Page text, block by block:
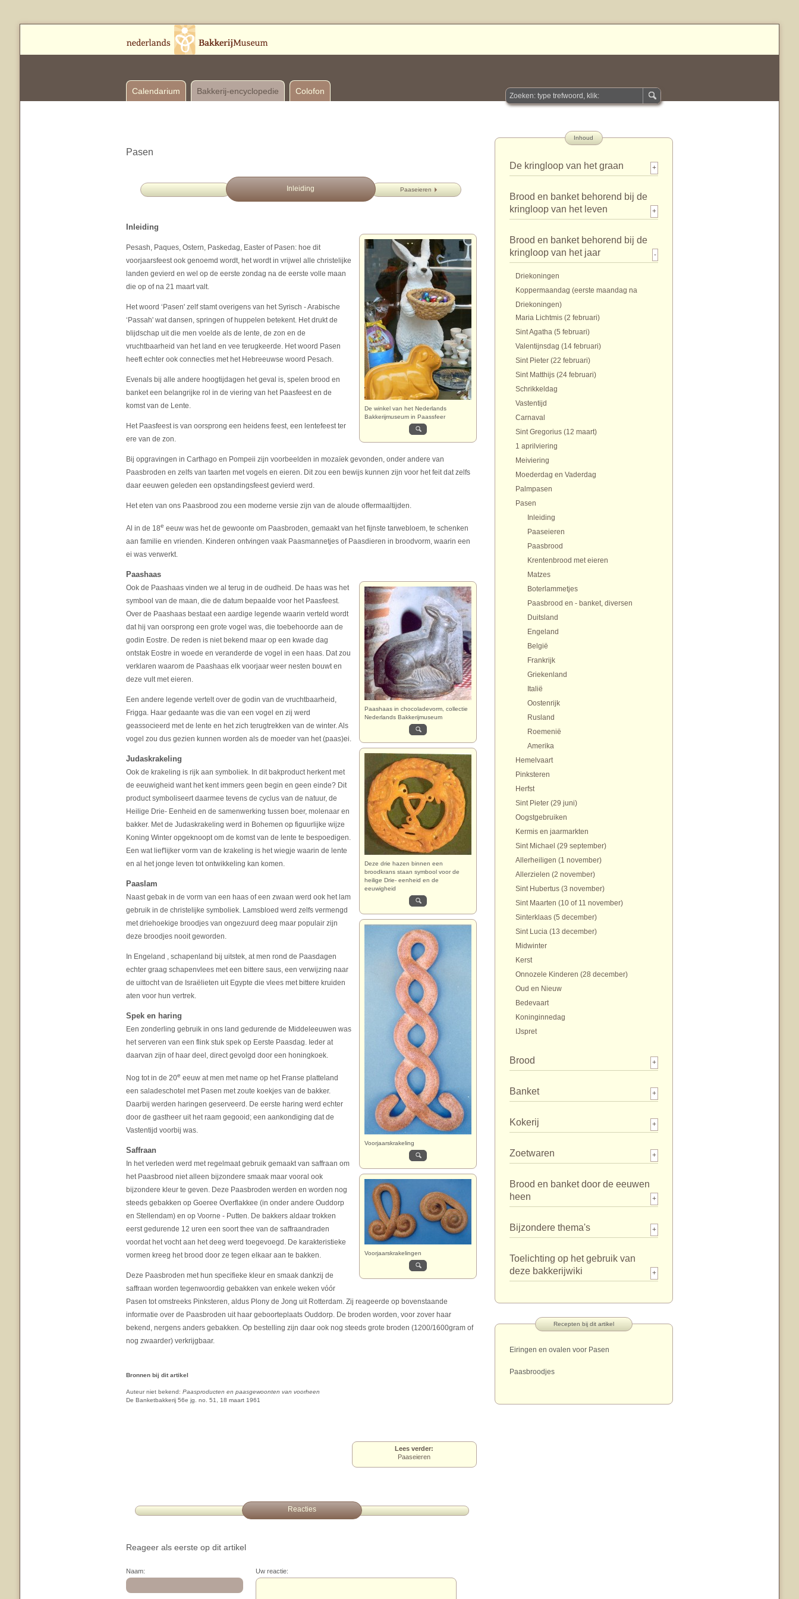
Calendarium Bakkerij-encyclopedie Colofon
Pasen
Paaseieren
Inleiding
Inleiding
De winkel van het Nederlands
Bakkerijmuseum in Paassfeer
Pesash, Paques, Ostern, Paskedag, Easter of Pasen: hoe dit
voorjaarsfeest ook genoemd wordt, het wordt in vrijwel alle christelijke
landen gevierd en wel op de eerste zondag na de eerste volle maan
die op of na 21 maart valt.
Het woord ‘Pasen' zelf stamt overigens van het Syrisch - Arabische
‘Passah' wat dansen, springen of huppelen betekent. Het drukt de
blijdschap uit die men voelde als de lente, de zon en de
vruchtbaarheid van het land en vee terugkeerde. Het woord Pasen
heeft echter ook connecties met het Hebreeuwse woord Pesach.
Evenals bij alle andere hoogtijdagen het geval is, spelen brood en
banket een belangrijke rol in de viering van het Paasfeest en de
komst van de Lente.
Het Paasfeest is van oorsprong een heidens feest, een lentefeest ter
ere van de zon.
Bij opgravingen in Carthago en Pompeii zijn voorbeelden in mozaïek gevonden, onder andere van
Paasbroden en zelfs van taarten met vogels en eieren. Dit zou een bewijs kunnen zijn voor het feit dat zelfs
daar eeuwen geleden een opstandingsfeest gevierd werd.
Het eten van ons Paasbrood zou een moderne versie zijn van de aloude offermaaltijden.
Al in de 18e eeuw was het de gewoonte om Paasbroden, gemaakt van het fijnste tarwebloem, te schenken
aan familie en vrienden. Kinderen ontvingen vaak Paasmannetjes of Paasdieren in broodvorm, waarin een
ei was verwerkt.
Paashaas
Paashaas in chocoladevorm, collectie
Nederlands Bakkerijmuseum
Deze drie hazen binnen een
broodkrans staan symbool voor de
heilige Drie- eenheid en de
eeuwigheid
Ook de Paashaas vinden we al terug in de oudheid. De haas was het
symbool van de maan, die de datum bepaalde voor het Paasfeest.
Over de Paashaas bestaat een aardige legende waarin verteld wordt
dat hij van oorsprong een grote vogel was, die toebehoorde aan de
godin Eostre. De reden is niet bekend maar op een kwade dag
ontstak Eostre in woede en veranderde de vogel in een haas. Dat zou
verklaren waarom de Paashaas elk voorjaar weer nesten bouwt en
deze vult met eieren.
Een andere legende vertelt over de godin van de vruchtbaarheid,
Frigga. Haar gedaante was die van een vogel en zij werd
geassocieerd met de lente en het zich terugtrekken van de winter. Als
vogel zou dus gezien kunnen worden als de moeder van het (paas)ei.
Judaskrakeling
Voorjaarskrakeling
Voorjaarskrakelingen
Ook de krakeling is rijk aan symboliek. In dit bakproduct herkent met
de eeuwigheid want het kent immers geen begin en geen einde? Dit
product symboliseert daarmee tevens de cyclus van de natuur, de
Heilige Drie- Eenheid en de samenwerking tussen boer, molenaar en
bakker. Met de Judaskrakeling werd in Bohemen op figuurlijke wijze
Koning Winter opgeknoopt om de komst van de lente te bespoedigen.
Een wat lief'lijker vorm van de krakeling is het wiegje waarin de lente
en al het jonge leven tot ontwikkeling kan komen.
Paaslam
Naast gebak in de vorm van een haas of een zwaan werd ook het lam
gebruik in de christelijke symboliek. Lamsbloed werd zelfs vermengd
met driehoekige broodjes van ongezuurd deeg maar populair zijn
deze broodjes nooit geworden.
In Engeland , schapenland bij uitstek, at men rond de Paasdagen
echter graag schapenvlees met een bittere saus, een verwijzing naar
de uittocht van de Israëlieten uit Egypte die vlees met bittere kruiden
aten voor hun vertrek.
Spek en haring
Een zonderling gebruik in ons land gedurende de Middeleeuwen was
het serveren van een flink stuk spek op Eerste Paasdag. Ieder at
daarvan zijn of haar deel, direct gevolgd door een honingkoek.
Nog tot in de 20e eeuw at men met name op het Franse platteland
een saladeschotel met Pasen met zoute koekjes van de bakker.
Daarbij werden haringen geserveerd. De eerste haring werd echter
door de gastheer uit het raam gegooid; een aankondiging dat de
Vastentijd voorbij was.
Saffraan
In het verleden werd met regelmaat gebruik gemaakt van saffraan om
het Paasbrood niet alleen bijzondere smaak maar vooral ook
bijzondere kleur te geven. Deze Paasbroden werden en worden nog
steeds gebakken op Goeree Overflakkee (in onder andere Ouddorp
en Stellendam) en op Voorne - Putten. De bakkers aldaar trokken
eerst gedurende 12 uren een soort thee van de saffraandraden
voordat het vocht aan het deeg werd toegevoegd. De karakteristieke
vormen kreeg het brood door ze tegen elkaar aan te bakken.
Deze Paasbroden met hun specifieke kleur en smaak dankzij de
saffraan worden tegenwoordig gebakken van enkele weken vóór
Pasen tot omstreeks Pinksteren, aldus Plony de Jong uit Rotterdam. Zij reageerde op bovenstaande
informatie over de Paasbroden uit haar geboorteplaats Ouddorp. De broden worden, voor zover haar
bekend, nergens anders gebakken. Op bestelling zijn daar ook nog steeds grote broden (1200/1600gram of
nog zwaarder) verkrijgbaar.
Bronnen bij dit artikel
Auteur niet bekend: Paasproducten en paasgewoonten van voorheen
De Banketbakkerij 56e jg. no. 51, 18 maart 1961
Lees verder:
Paaseieren
Reacties
Reageer als eerste op dit artikel
Naam: Uw reactie:
Inhoud
De kringloop van het graan +
Brood en banket behorend bij de
kringloop van het leven
+
Brood en banket behorend bij de
kringloop van het jaar
-
Driekoningen
Koppermaandag (eerste maandag na
Driekoningen)
Maria Lichtmis (2 februari)
Sint Agatha (5 februari)
Valentijnsdag (14 februari)
Sint Pieter (22 februari)
Sint Matthijs (24 februari)
Schrikkeldag
Vastentijd
Carnaval
Sint Gregorius (12 maart)
1 aprilviering
Meiviering
Moederdag en Vaderdag
Palmpasen
Pasen
Inleiding
Paaseieren
Paasbrood
Krentenbrood met eieren
Matzes
Boterlammetjes
Paasbrood en - banket, diversen
Duitsland
Engeland
België
Frankrijk
Griekenland
Italië
Oostenrijk
Rusland
Roemenië
Amerika
Hemelvaart
Pinksteren
Herfst
Sint Pieter (29 juni)
Oogstgebruiken
Kermis en jaarmarkten
Sint Michael (29 september)
Allerheiligen (1 november)
Allerzielen (2 november)
Sint Hubertus (3 november)
Sint Maarten (10 of 11 november)
Sinterklaas (5 december)
Sint Lucia (13 december)
Midwinter
Kerst
Onnozele Kinderen (28 december)
Oud en Nieuw
Bedevaart
Koninginnedag
IJspret
Brood +
Banket +
Kokerij +
Zoetwaren +
Brood en banket door de eeuwen
heen
+
Bijzondere thema's +
Toelichting op het gebruik van
deze bakkerijwiki
+
Recepten bij dit artikel
Eiringen en ovalen voor Pasen
Paasbroodjes